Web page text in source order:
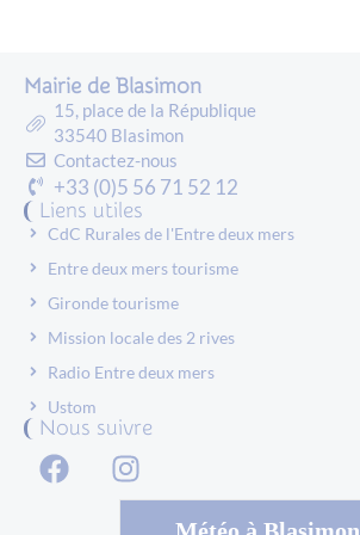
Mairie de Blasimon
15, place de la République
33540 Blasimon
Contactez-nous
+33 (0)5 56 71 52 12
Liens utiles
CdC Rurales de l'Entre deux mers
Entre deux mers tourisme
Gironde tourisme
Mission locale des 2 rives
Radio Entre deux mers
Ustom
Nous suivre